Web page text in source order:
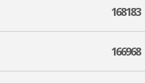
168183
166968